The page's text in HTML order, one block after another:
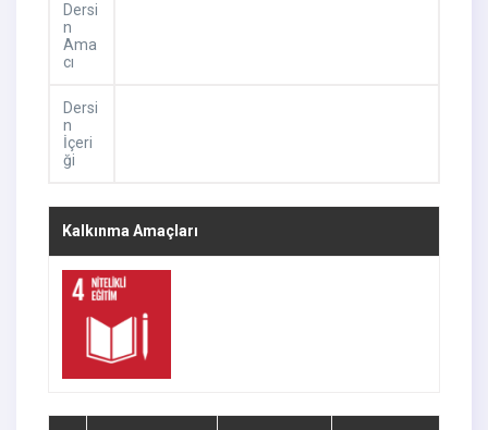
Dersi
n
Ama
cı
Dersi
n
İçeri
ği
Kalkınma Amaçları